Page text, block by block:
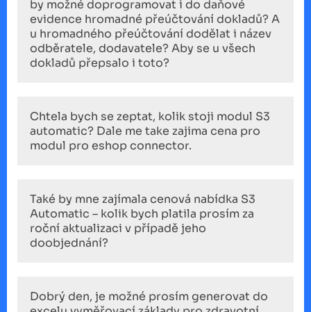
by možné doprogramovat i do daňové
evidence hromadné přeúčtování dokladů? A
u hromadného přeúčtování dodělat i název
odběratele, dodavatele? Aby se u všech
dokladů přepsalo i toto?
Chtela bych se zeptat, kolik stoji modul S3
automatic? Dale me take zajima cena pro
modul pro eshop connector.
Také by mne zajímala cenová nabídka S3
Automatic – kolik bych platila prosím za
roční aktualizaci v případě jeho
doobjednání?
Dobrý den, je možné prosím generovat do